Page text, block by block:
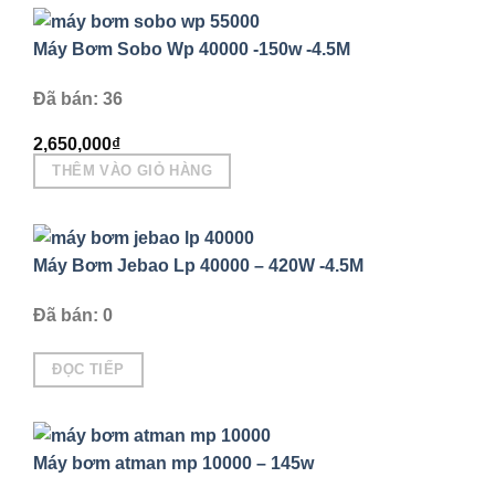
sản
phẩm
Máy Bơm Sobo Wp 40000 -150w -4.5M
Đã bán: 36
2,650,000₫
THÊM VÀO GIỎ HÀNG
Máy Bơm Jebao Lp 40000 – 420W -4.5M
Đã bán: 0
ĐỌC TIẾP
Máy bơm atman mp 10000 – 145w